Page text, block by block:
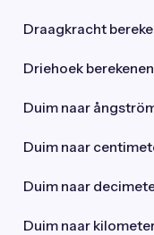
Draagkracht
Driehoek berekenen
Duim naar
Duim naar
Duim naar
Duim naar